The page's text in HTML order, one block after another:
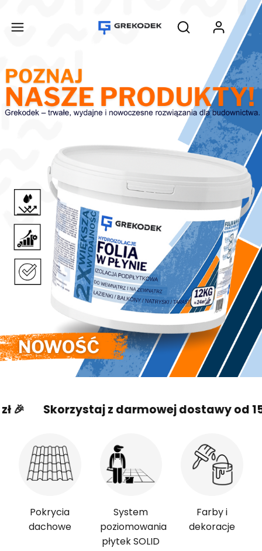
Otwórz
Skorzystaj z darmowej dostawy od 150 zł 🎉
Pokrycia
dachowe
System
poziomowania
płytek SOLID
Farby i
dekoracje